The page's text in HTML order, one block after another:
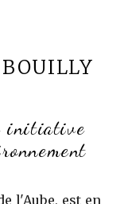
initiative
l'Aube, est en